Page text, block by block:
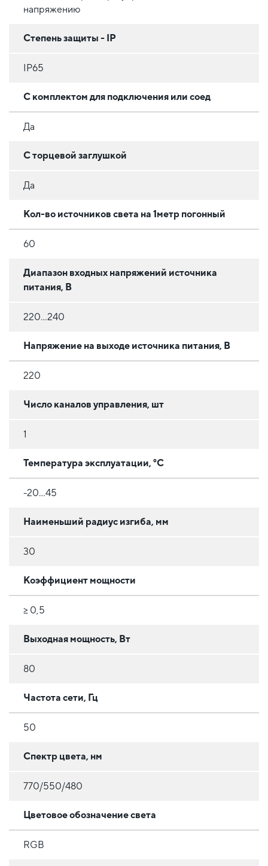
напряжению
Степень защиты - IP
IP65
С комплектом для подключения или соед
Да
С торцевой заглушкой
Да
Кол-во источников света на 1метр погонный
60
Диапазон входных напряжений источника
питания, В
220...240
Напряжение на выходе источника питания, В
220
Число каналов управления, шт
1
Температура эксплуатации, °C
-20...45
Наименьший радиус изгиба, мм
30
Коэффициент мощности
≥ 0,5
Выходная мощность, Вт
80
Частота сети, Гц
50
Спектр цвета, нм
770/550/480
Цветовое обозначение света
RGB